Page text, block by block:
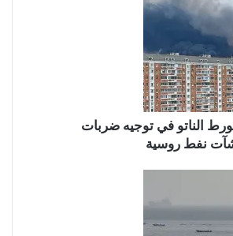
الناتو في توجيه ضربات
نفط روسية